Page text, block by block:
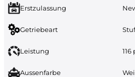
Erstzulassung
Getriebeart
Leistung 116
Aussenfarbe